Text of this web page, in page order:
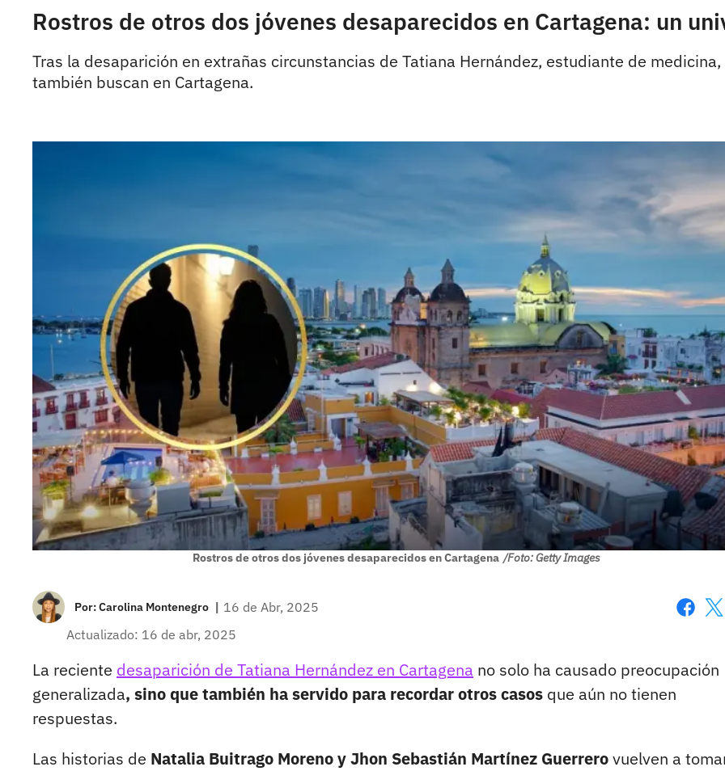
Rostros de otros dos jóvenes desaparecidos en Cartagena: un
Tras la desaparición en extrañas circunstancias de Tatiana Hernández, estudiante de
también buscan en Cartagena.
Rostros de otros dos jóvenes desaparecidos en Cartagena /Foto: Getty Images
Por:Carolina Montenegro | 16 de Abr, 2025
Actualizado: 16 de abr, 2025
La reciente desaparición de Tatiana Hernández en Cartagena no solo ha causado preocupación
generalizada, sino que también ha servido para recordar otros casos que aún no tienen
respuestas.
Las historias de Natalia Buitrago Moreno y Jhon Sebastián Martínez Guerrerovuelven a